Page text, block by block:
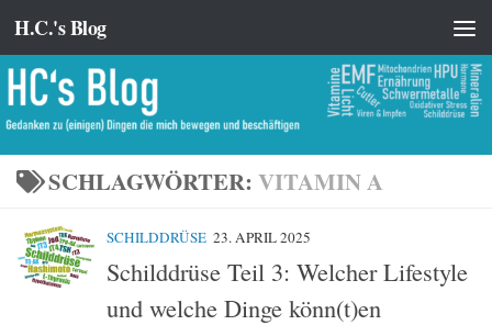
Zum Inhalt springen
H.C.'s Blog
SCHLAGWÖRTER: VITAMIN A
SCHILDDRÜSE 23. APRIL 2025
Schilddrüse Teil 3: Welcher Lifestyle
und welche Dinge könn(t)en